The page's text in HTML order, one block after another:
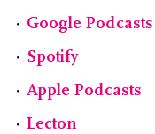
⋅ Google Podcasts
⋅ Spotify
⋅ Apple Podcasts
⋅ Lecton